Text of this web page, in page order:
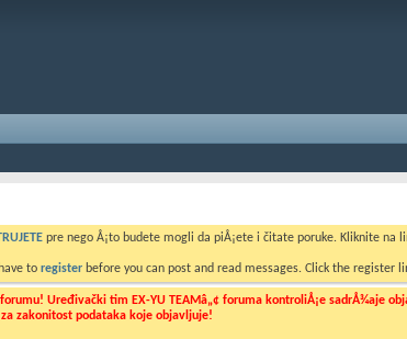
pre nego Å¡to budete mogli da piÅ¡ete i čitate poruke. Kliknite na
to register before you can post and read messages. Click the register
Uređivački tim EX-YU TEAMâ„¢ foruma kontroliÅ¡e sadrÅ¾aje
zakonitost podataka koje objavljuje!